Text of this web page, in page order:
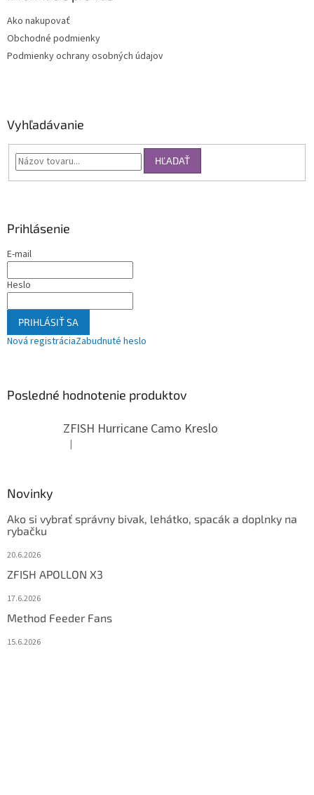
Ako nakupovať
Obchodné podmienky
Podmienky ochrany osobných údajov
Vyhľadávanie
HĽADAŤ
Prihlásenie
E-mail
Heslo
PRIHLÁSIŤ SA
Nová registráciaZabudnuté heslo
Posledné hodnotenie produktov
ZFISH Hurricane Camo Kreslo
Hodnotenie produktu je 5 z 5 hviezdičiek.
|
Novinky
Ako si vybrať správny bivak, lehátko, spacák a doplnky na
rybačku
20.6.2026
ZFISH APOLLON X3
17.6.2026
Method Feeder Fans
15.6.2026